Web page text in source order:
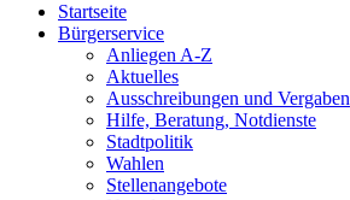
Startseite
Bürgerservice
Anliegen A-Z
Aktuelles
Ausschreibungen und Vergaben
Hilfe, Beratung, Notdienste
Stadtpolitik
Wahlen
Stellenangebote